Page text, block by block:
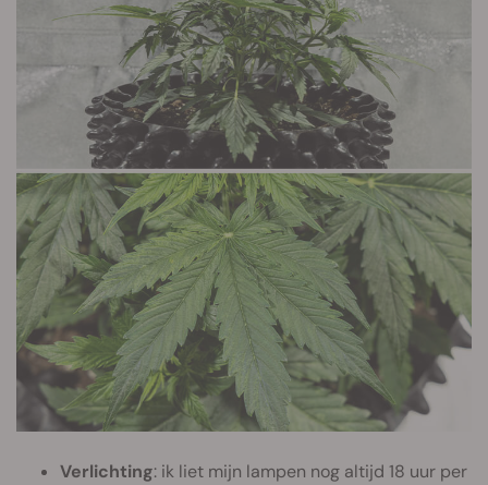
Verlichting: ik liet mijn lampen nog altijd 18 uur per